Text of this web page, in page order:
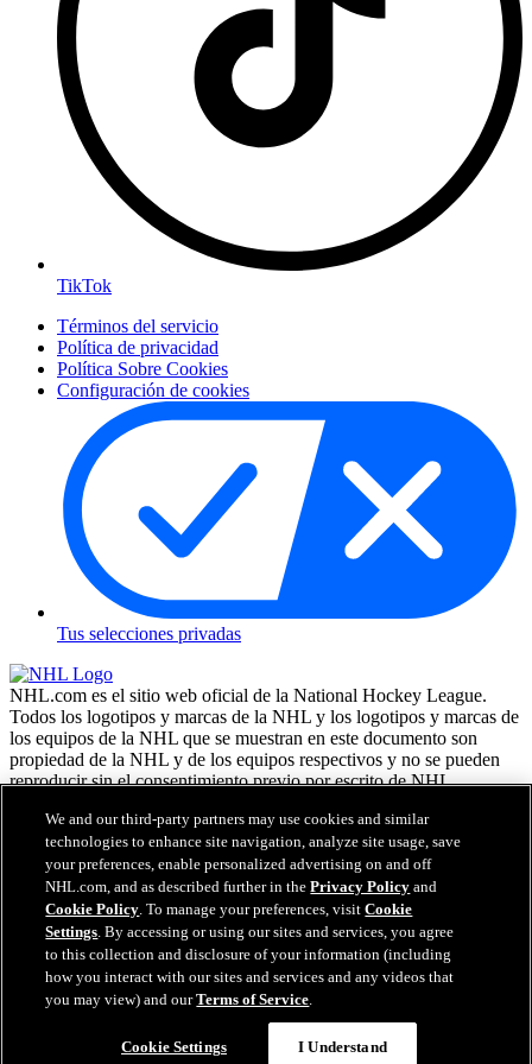
TikTok
Términos del servicio
Política de privacidad
Política Sobre Cookies
Configuración de cookies
Tus selecciones privadas
NHL.com es el sitio web oficial de la National Hockey League.
Todos los logotipos y marcas de la NHL y los logotipos y marcas de
los equipos de la NHL que se muestran en este documento son
propiedad de la NHL y de los equipos respectivos y no se pueden
reproducir sin el consentimiento previo por escrito de NHL
las camisetas de los equipos de la NHL, personalizadas con los
nombres y números de los jugadores, tienen licencia oficial de la
NHL y la NHLPA. La marca denominativa Zamboni y la
configuración de la máquina reparadora de hielo Zamboni son
marcas comerciales registradas de Frank J. Zamboni & Co., Inc. (c)
Frank J. Zamboni & Co., Inc. 2026. Todos los derechos reservados.
Cualquier otra marca comercial o copyright de terceros, es
propiedad de sus respectivos dueños. Reservados todos los
derechos.
We and our third-party partners may use cookies and similar
technologies to enhance site navigation, analyze site usage, save
your preferences, enable personalized advertising on and off
NHL.com, and as described further in thePrivacy Policy and
Cookie Policy. To manage your preferences, visitCookie
Settings. By accessing or using our sites and services, you agree
to this collection and disclosure of your information (including
how you interact with our sites and services and any videos that
you may view) and ourTerms of Service.
Cookie Settings I Understand